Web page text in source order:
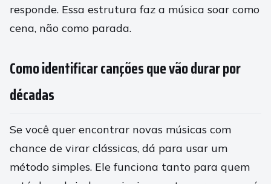
responde. Essa estrutura faz a música soar como
cena, não como parada.
Como identificar canções que vão durar por
décadas
Se você quer encontrar novas músicas com
chance de virar clássicas, dá para usar um
método simples. Ele funciona tanto para quem